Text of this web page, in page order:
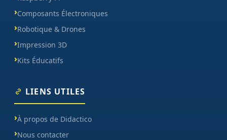
Composants Électroniques
Robotique & Drones
Impression 3D
Kits Éducatifs
LIENS UTILES
À propos de Didactico
Nous contacter